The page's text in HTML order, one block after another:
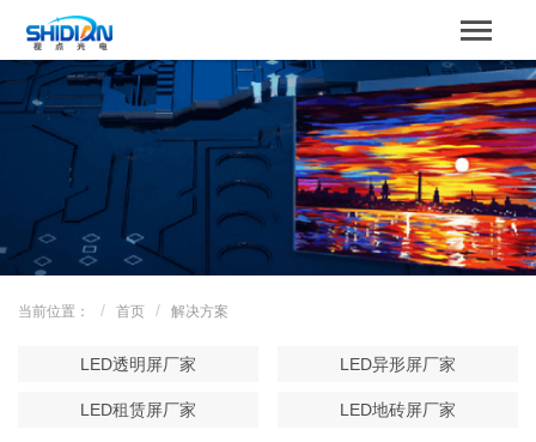
网站首页
关于我们
产品中心
成功案例
当前位置： 首页 解决方案
LED透明屏厂家 LED异形屏厂家
LED租赁屏厂家 LED地砖屏厂家